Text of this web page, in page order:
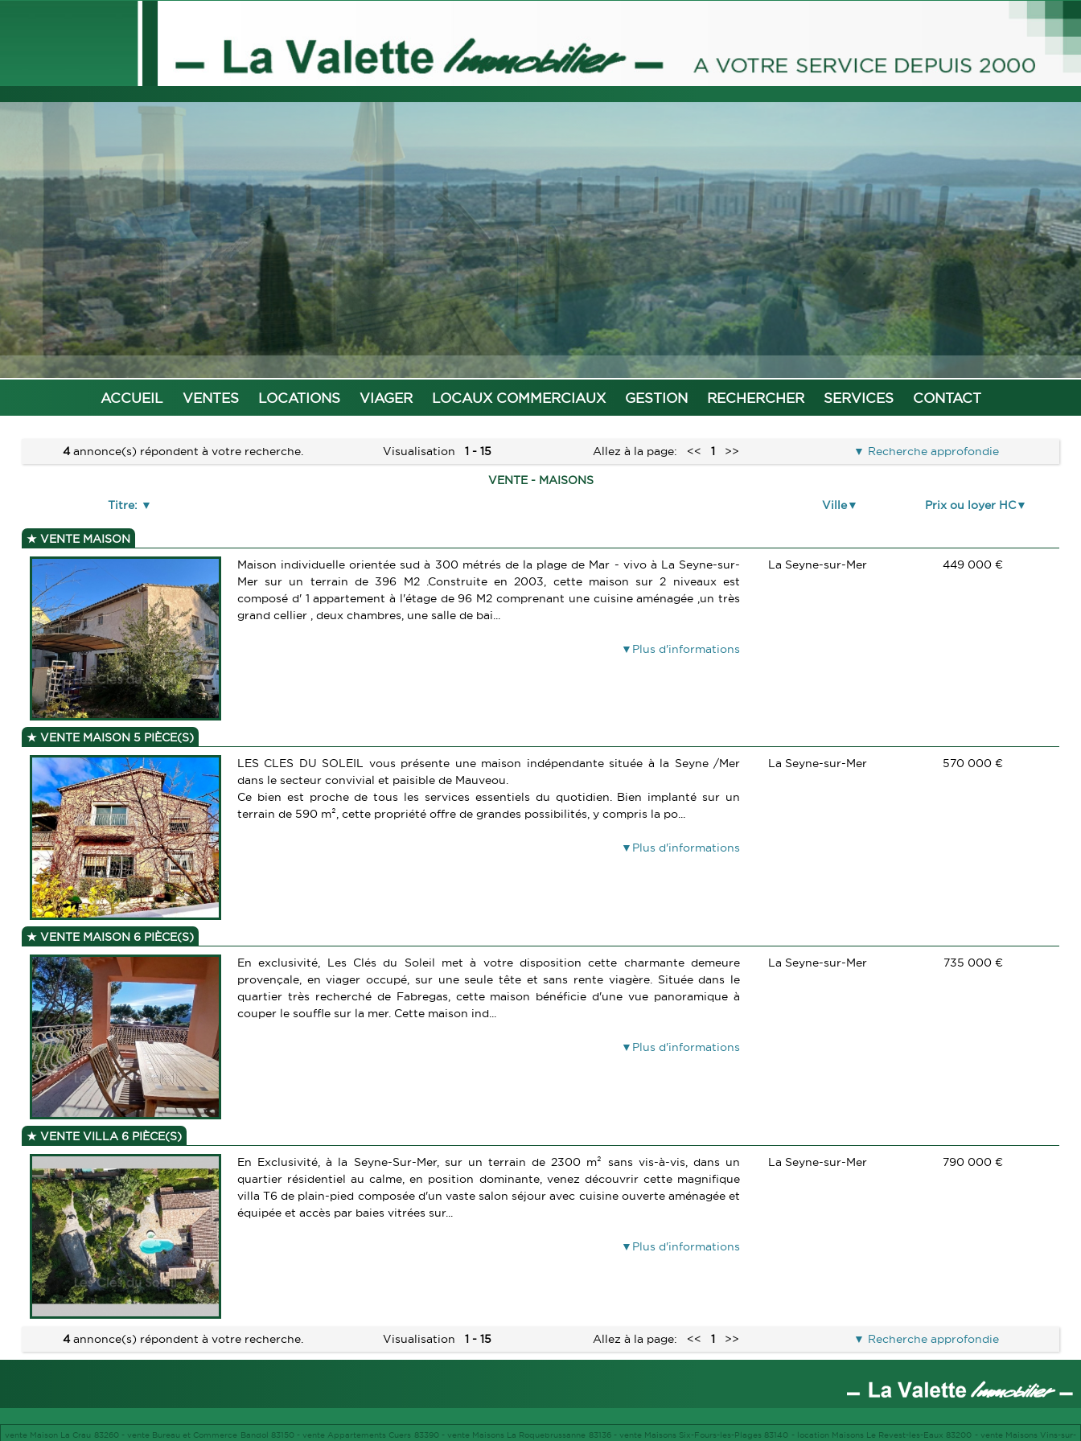
ACCUEIL VENTES LOCATIONS VIAGER LOCAUX COMMERCIAUX GESTION RECHERCHER SERVICES CONTACT
4annonce(s) répondent à votre recherche. Visualisation 1 - 15 Allez à la page: << 1 >>
Recherche approfondie
VENTE - MAISONS
Titre:
Ville Prix ou loyer HC
VENTE MAISON
Maison individuelle orientée sud à 300 métrés de la plage de Mar - vivo à La Seyne-sur-
Mer sur un terrain de 396 M2 .Construite en 2003, cette maison sur 2 niveaux est
composé d' 1 appartement à l'étage de 96 M2 comprenant une cuisine aménagée ,un très
grand cellier , deux chambres, une salle de bai...
Plus d'informations
La Seyne-sur-Mer 449 000 €
VENTE MAISON 5 PIÈCE(S)
LES CLES DU SOLEIL vous présente une maison indépendante située à la Seyne /Mer
dans le secteur convivial et paisible de Mauveou.
Ce bien est proche de tous les services essentiels du quotidien. Bien implanté sur un
terrain de 590 m², cette propriété offre de grandes possibilités, y compris la po...
Plus d'informations
La Seyne-sur-Mer 570 000 €
VENTE MAISON 6 PIÈCE(S)
En exclusivité, Les Clés du Soleil met à votre disposition cette charmante demeure
provençale, en viager occupé, sur une seule tête et sans rente viagère. Située dans le
quartier très recherché de Fabregas, cette maison bénéficie d'une vue panoramique à
couper le souffle sur la mer. Cette maison ind...
Plus d'informations
La Seyne-sur-Mer 735 000 €
VENTE VILLA 6 PIÈCE(S)
En Exclusivité, à la Seyne-Sur-Mer, sur un terrain de 2300 m² sans vis-à-vis, dans un
quartier résidentiel au calme, en position dominante, venez découvrir cette magnifique
villa T6 de plain-pied composée d'un vaste salon séjour avec cuisine ouverte aménagée et
équipée et accès par baies vitrées sur...
Plus d'informations
La Seyne-sur-Mer 790 000 €
4annonce(s) répondent à votre recherche. Visualisation 1 - 15 Allez à la page: << 1 >> Recherche approfondie
vente Maison La Crau 83260 - vente Bureau et Commerce Bandol 83150 - vente Appartements Cuers 83390 - vente Maisons La Roquebrussanne 83136 - vente Maisons Six-Fours-les-Plages 83140 - location Maisons Le Revest-les-Eaux 83200 - vente Maisons Vins-sur-